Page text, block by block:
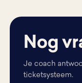
Nog
Je coach
ticketsysteem.